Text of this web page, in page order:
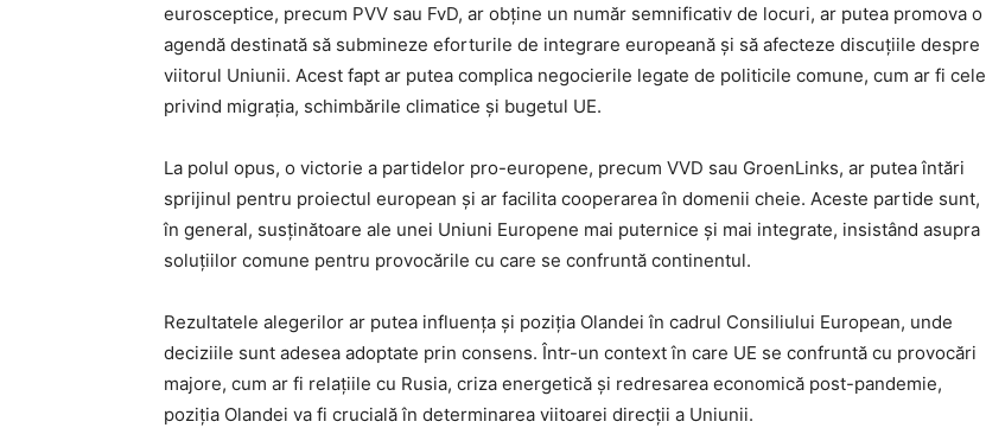
eurosceptice, precum PVV sau FvD, ar obține un număr semnificativ de locuri, ar putea promova o
agendă destinată să submineze eforturile de integrare europeană și să afecteze discuțiile despre
viitorul Uniunii. Acest fapt ar putea complica negocierile legate de politicile comune, cum ar fi cele
privind migrația, schimbările climatice și bugetul UE.
La polul opus, o victorie a partidelor pro-europene, precum VVD sau GroenLinks, ar putea întări
sprijinul pentru proiectul european și ar facilita cooperarea în domenii cheie. Aceste partide sunt,
în general, susținătoare ale unei Uniuni Europene mai puternice și mai integrate, insistând asupra
soluțiilor comune pentru provocările cu care se confruntă continentul.
Rezultatele alegerilor ar putea influența și poziția Olandei în cadrul Consiliului European, unde
deciziile sunt adesea adoptate prin consens. Într-un context în care UE se confruntă cu provocări
majore, cum ar fi relațiile cu Rusia, criza energetică și redresarea economică post-pandemie,
poziția Olandei va fi crucială în determinarea viitoarei direcții a Uniunii.